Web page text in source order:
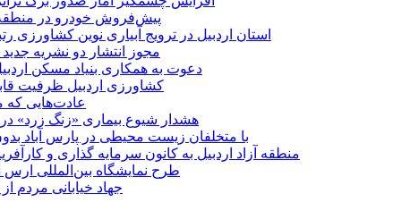
پیش‌فروش خودرو در منطقه
استان اردبیل در ترویج آبیاری نوین کشاورزی
مجوز انتشار دو نشریه
دعوت به همکاری بنیاد مسکن
کشاورزی اردبیل ظرفیت
عادت‌هایی که
هشدار شیوع بیماری «زنگ زرد» در
با متخلفان زیست محیطی در پارس آباد
منطقه آزاد اردبیل به کانون سرمایه گذاری و
طرح نمایشگاه بین‌المللی ارس
جهاد خیابانی مردم